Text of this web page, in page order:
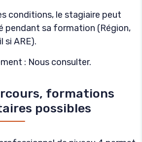
conditions, le stagiaire peut
pendant sa formation (Région,
si ARE).
: Nous consulter.
formations
possibles